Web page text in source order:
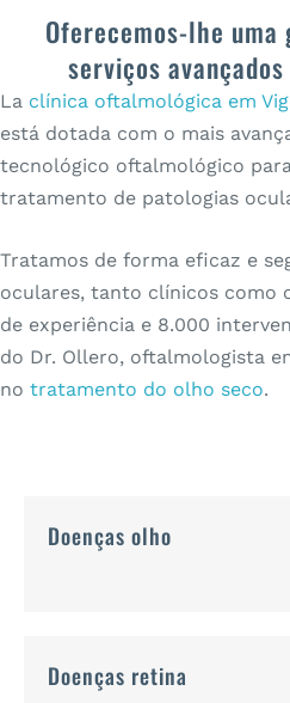
Oferecemos-lhe uma
serviços
La clínica oftalmológica em
está dotada com o mais
tecnológico oftalmológico
tratamento de patologias
Tratamos de forma eficaz e
oculares, tanto clínicos como
de experiência e 8.000
do Dr. Ollero, oftalmologista
no tratamento do olho seco.
Doenças olho
Doenças retina